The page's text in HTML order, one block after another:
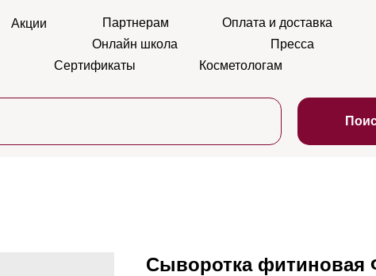
Косметологам
Партнерам
Онлайн школа
Оплата и доставка
Акции
Пресса
Сертификаты
Сыворотка